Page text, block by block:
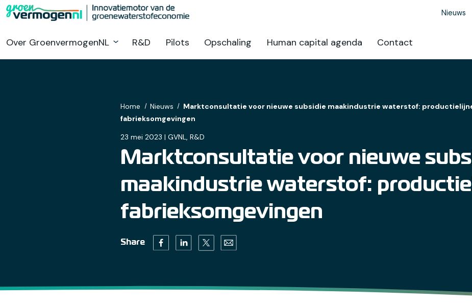
Ga
hoofdinhoud
Nieuws
Over GroenvermogenNL R&D Pilots Opschaling Human capital agenda Contact
Home Nieuws
Marktconsultatie voor nieuwe subsidie maakindustrie waterstof:
fabrieksomgevingen
23 mei 2023 | GVNL, R&D
Marktconsultatie voor nieuwe
maakindustrie waterstof:
fabrieksomgevingen
Share Facebook (opens in a new tab)
Linkedin (opens in a new tab)
Twitter (opens in a new tab)
Email (opens default email program)